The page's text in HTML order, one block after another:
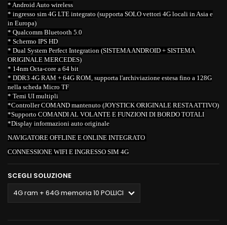
* Android Auto wireless
* ingresso sim 4G LTE integrato (supporta SOLO vettori 4G locali in Asia e
in Europa)
* Qualcomm Bluetooth 5.0
* Schermo IPS HD
* Dual System Perfect Integration (SISTEMA ANDROID + SISTEMA
ORIGINALE MERCEDES)
* 14nm Octa-core a 64 bit
* DDR3 4G RAM + 64G ROM, supporta l'archiviazione estesa fino a 128G
nella scheda Micro TF
* Temi UI multipli
*Controller COMAND mantenuto (JOYSTICK ORIGINALE RESTA ATTIVO)
*Supporto COMANDI AL VOLANTE E FUNZIONI DI BORDO TOTALI
*Display informazioni auto originale
NAVIGATORE OFFLINE E ONLINE INTEGRATO
CONNESSIONE WIFI E INGRESSO SIM 4G
SCEGLI SOLUZIONE